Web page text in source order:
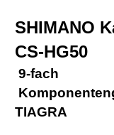
SHIMANO
CS-HG50
 9-fach

TIAGRA